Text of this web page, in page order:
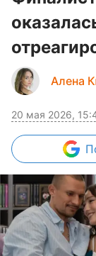
Алена
20 мая 2026,